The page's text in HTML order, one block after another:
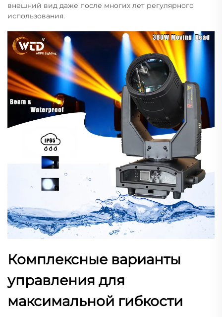
внешний вид даже после многих лет регулярного
использования.
Комплексные варианты
управления для
максимальной гибкости